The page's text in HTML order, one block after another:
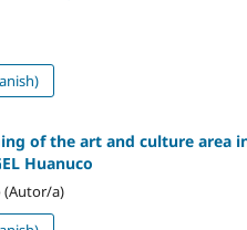
of the art and culture area
Huanuco
(Autor/a)